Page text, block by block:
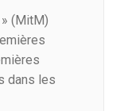
(MitM)
dans les